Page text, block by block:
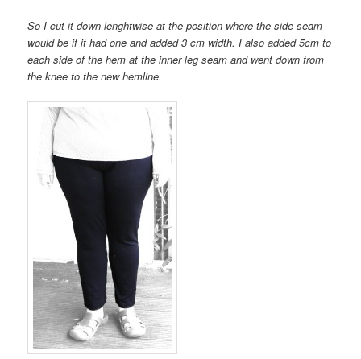
So I cut it down lenghtwise at the position where the side seam
would be if it had one and added 3 cm width. I also added 5cm to
each side of the hem at the inner leg seam and went down from
the knee to the new hemline.